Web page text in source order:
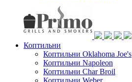
Коптильни
Коптильни Oklahoma Joe's
Коптильни Napoleon
Коптильни Char Broil
Коптильни Weber